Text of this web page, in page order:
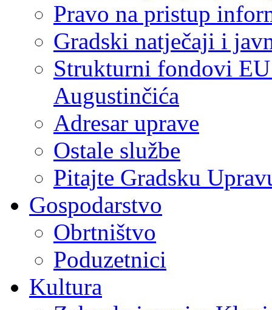
Pravo na pristup
Gradski natječaji i
Strukturni fondovi
Augustinčića
Adresar uprave
Ostale službe
Pitajte Gradsku
Gospodarstvo
Obrtništvo
Poduzetnici
Kultura